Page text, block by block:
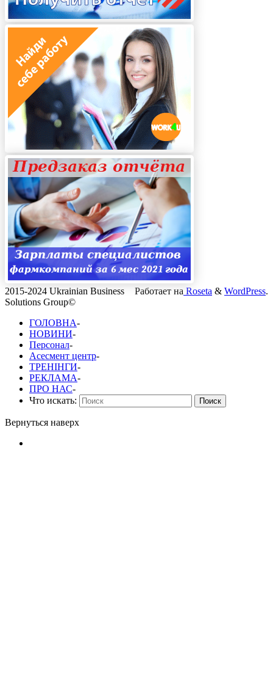
Работает на Roseta & WordPress.
2015-2024 Ukrainian Business
Solutions Group©
ГОЛОВНА-
НОВИНИ-
Персонал-
Асесмент центр-
ТРЕНІНГИ-
РЕКЛАМА-
ПРО НАС-
Что искать:
Поиск
Вернуться наверх